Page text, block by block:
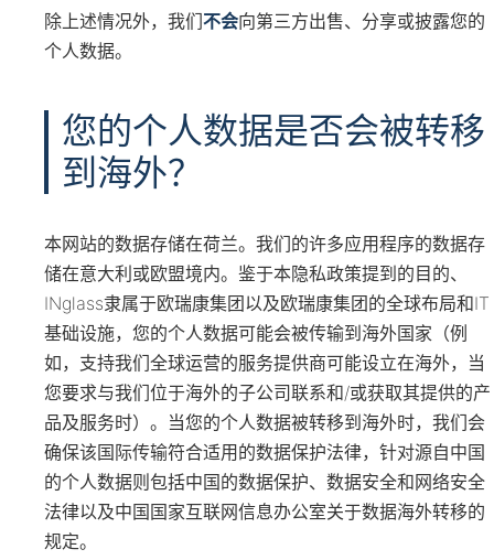
除上述情况外，我们不会向第三方出售、分享或披露您的
个人数据。
您的个人数据是否会被转移
到海外？
本网站的数据存储在荷兰。我们的许多应用程序的数据存
储在意大利或欧盟境内。鉴于本隐私政策提到的目的、
INglass隶属于欧瑞康集团以及欧瑞康集团的全球布局和IT
基础设施，您的个人数据可能会被传输到海外国家（例
如，支持我们全球运营的服务提供商可能设立在海外，当
您要求与我们位于海外的子公司联系和/或获取其提供的产
品及服务时）。当您的个人数据被转移到海外时，我们会
确保该国际传输符合适用的数据保护法律，针对源自中国
的个人数据则包括中国的数据保护、数据安全和网络安全
法律以及中国国家互联网信息办公室关于数据海外转移的
规定。